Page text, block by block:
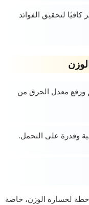
كافيًا لتحقيق الفوائد
معدل الحرق من
وقدرة على التحمل.
خطة لخسارة الوزن، خاصة